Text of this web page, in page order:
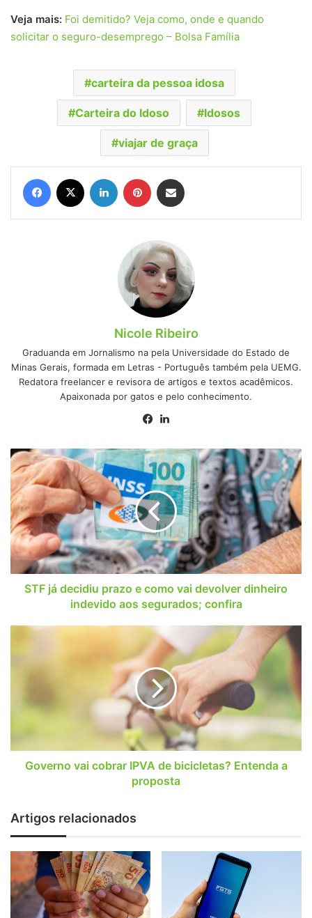
Veja mais: Foi demitido? Veja como, onde e quando
solicitar o seguro-desemprego – Bolsa Família
carteira da pessoa idosa
Carteira do Idoso Idosos
viajar de graça
Facebook Linkedin Pinterest
Nicole Ribeiro
Graduanda em Jornalismo na pela Universidade do Estado de
Minas Gerais, formada em Letras - Português também pela UEMG.
Redatora freelancer e revisora de artigos e textos acadêmicos.
Apaixonada por gatos e pelo conhecimento.
Facebook
STF
já
decidiu
prazo
e
como
vai
devolver
dinheiro
indevido
confira
STF já decidiu prazo e como vai devolver dinheiro
indevido aos segurados; confira
Governo
bicicletas?
proposta
Governo vai cobrar IPVA de bicicletas? Entenda a
proposta
Artigos relacionados